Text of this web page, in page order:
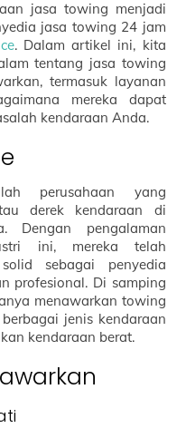
jasa towing menjadi
jasa towing 24 jam
. Dalam artikel ini, kita
tentang jasa towing
termasuk layanan
mereka dapat
kendaraan Anda.
perusahaan yang
derek kendaraan di
Dengan pengalaman
ini, mereka telah
sebagai penyedia
profesional. Di samping
menawarkan towing
jenis kendaraan
kendaraan berat.